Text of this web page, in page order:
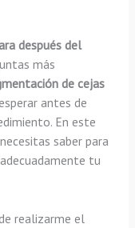
después del
más
de cejas
antes de
En este
saber para
tu
realizarme el